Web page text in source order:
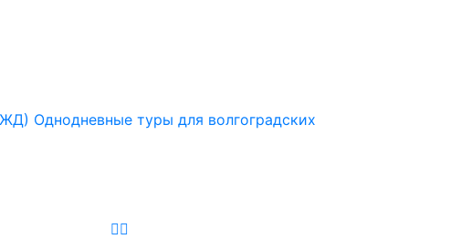
Однодневные туры для волгоградских